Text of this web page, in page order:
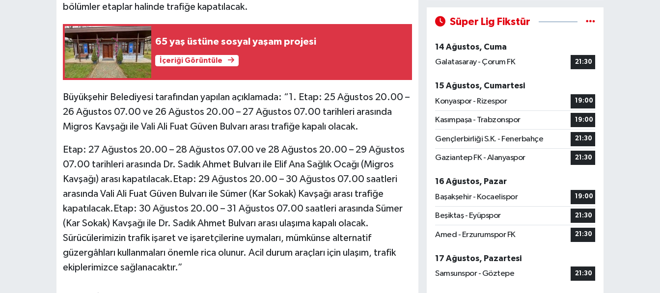
bölümler etaplar halinde trafiğe kapatılacak.
65 yaş üstüne sosyal yaşam projesi
İçeriği Görüntüle
Büyükşehir Belediyesi tarafından yapılan açıklamada: “1. Etap: 25 Ağustos 20.00 –
26 Ağustos 07.00 ve 26 Ağustos 20.00 – 27 Ağustos 07.00 tarihleri arasında
Migros Kavşağı ile Vali Ali Fuat Güven Bulvarı arası trafiğe kapalı olacak.
Etap: 27 Ağustos 20.00 – 28 Ağustos 07.00 ve 28 Ağustos 20.00 – 29 Ağustos
07.00 tarihleri arasında Dr. Sadık Ahmet Bulvarı ile Elif Ana Sağlık Ocağı (Migros
Kavşağı) arası kapatılacak.Etap: 29 Ağustos 20.00 – 30 Ağustos 07.00 saatleri
arasında Vali Ali Fuat Güven Bulvarı ile Sümer (Kar Sokak) Kavşağı arası trafiğe
kapatılacak.Etap: 30 Ağustos 20.00 – 31 Ağustos 07.00 saatleri arasında Sümer
(Kar Sokak) Kavşağı ile Dr. Sadık Ahmet Bulvarı arası ulaşıma kapalı olacak.
Sürücülerimizin trafik işaret ve işaretçilerine uymaları, mümkünse alternatif
güzergâhları kullanmaları önemle rica olunur. Acil durum araçları için ulaşım, trafik
ekiplerimizce sağlanacaktır.”
Süper Lig Fikstür
14 Ağustos, Cuma
Galatasaray - Çorum FK
21:30
15 Ağustos, Cumartesi
Konyaspor - Rizespor
19:00
Kasımpaşa - Trabzonspor 19:00
Gençlerbirliği S.K. - Fenerbahçe 21:30
Gaziantep FK - Alanyaspor 21:30
16 Ağustos, Pazar
Başakşehir - Kocaelispor
19:00
Beşiktaş - Eyüpspor 21:30
Amed - Erzurumspor FK 21:30
17 Ağustos, Pazartesi
Samsunspor - Göztepe
21:30